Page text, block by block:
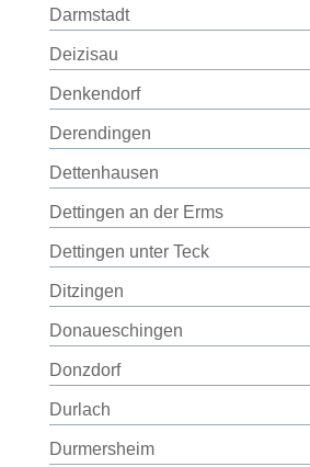
Darmstadt
Deizisau
Denkendorf
Derendingen
Dettenhausen
Dettingen an der Erms
Dettingen unter Teck
Ditzingen
Donaueschingen
Donzdorf
Durlach
Durmersheim